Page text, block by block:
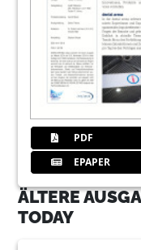
PDF
EPAPER
ÄLTERE
TODAY